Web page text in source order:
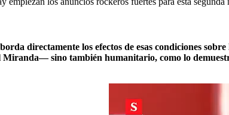
directamente los efectos de esas condiciones
sino también humanitario, como lo